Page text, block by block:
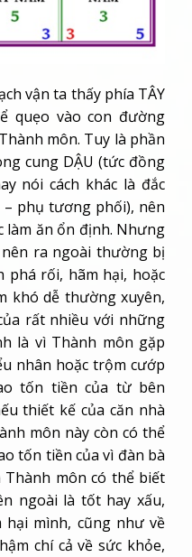
vận ta thấy phía TÂY
quẹo vào con đường
môn. Tuy là phần
cung DẬU (tức đồng
nói cách khác là đắc
phụ tương phối), nên
làm ăn ổn định. Nhưng
ra ngoài thường bị
phá rối, hãm hại, hoặc
khó dễ thường xuyên,
rất nhiều với những
là vì Thành môn gặp
nhân hoặc trộm cướp
tốn tiền của từ bên
thiết kế của căn nhà
môn này còn có thể
tốn tiền của vì đàn bà
môn có thể biết
ngoài là tốt hay xấu,
mình, cũng như về
chí cả về sức khỏe,